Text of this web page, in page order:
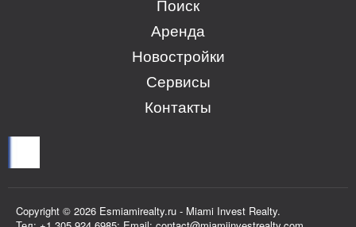
Поиск
Аренда
Новостройки
Сервисы
Контакты
Copyright © 2026 Esmiamirealty.ru - Miami Invest Realty.